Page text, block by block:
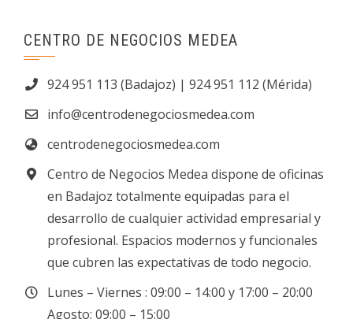
CENTRO DE NEGOCIOS MEDEA
924 951 113 (Badajoz) | 924 951 112 (Mérida)
info@centrodenegociosmedea.com
centrodenegociosmedea.com
Centro de Negocios Medea dispone de oficinas
en Badajoz totalmente equipadas para el
desarrollo de cualquier actividad empresarial y
profesional. Espacios modernos y funcionales
que cubren las expectativas de todo negocio.
Lunes – Viernes : 09:00 – 14:00 y 17:00 – 20:00
Agosto: 09:00 – 15:00